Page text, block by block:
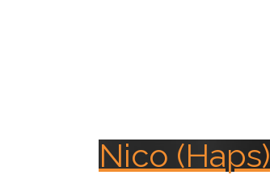
Nico (Haps)